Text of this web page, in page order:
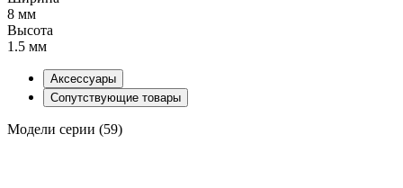
8 мм
Высота
1.5 мм
Аксессуары
Сопутствующие товары
Модели серии (59)